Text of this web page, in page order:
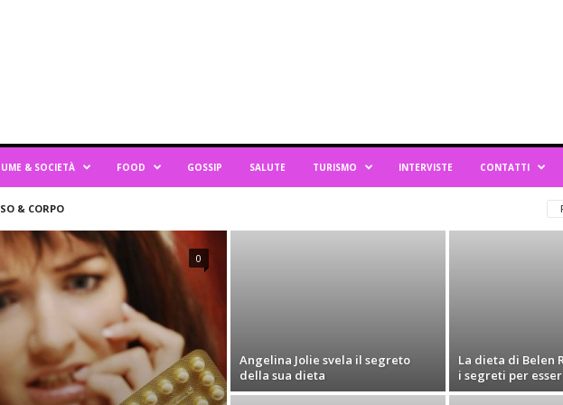
& SOCIETÀ FOOD GOSSIP SALUTE TURISMO INTERVISTE CONTATTI
& CORPO
0
Angelina Jolie svela il segreto
della sua dieta
La dieta di Belen
i segreti per